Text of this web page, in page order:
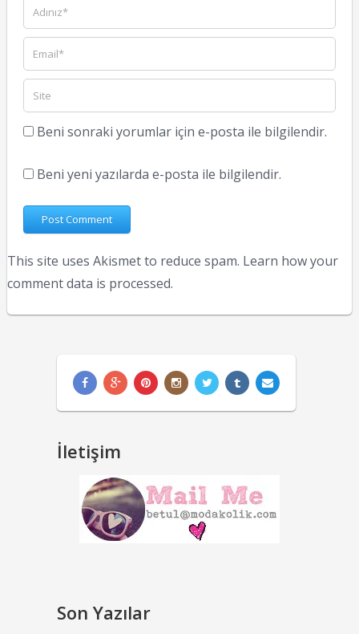
Beni sonraki yorumlar için e-posta ile bilgilendir.
Beni yeni yazılarda e-posta ile bilgilendir.
This site uses Akismet to reduce spam. Learn how your
comment data is processed.
İletişim
Son Yazılar